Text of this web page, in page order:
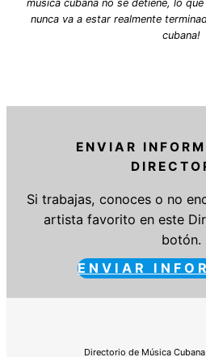
música cubana no se detiene, lo
nunca va a estar realmente
cubana!
ENVIAR
Si trabajas, conoces o no
artista favorito en este
botón.
ENVIAR
Directorio de Música Cubana